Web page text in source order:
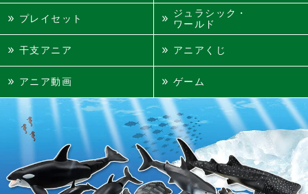
プレイセット
ジュラシック・
ワールド
干支アニア アニアくじ
アニア動画 ゲーム